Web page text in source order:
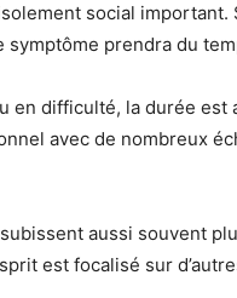
social
symptôme prendra du
en difficulté, la durée
avec de nombreux
aussi souvent
est focalisé sur